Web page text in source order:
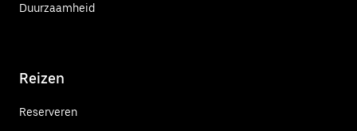
Duurzaamheid
Reizen
Reserveren